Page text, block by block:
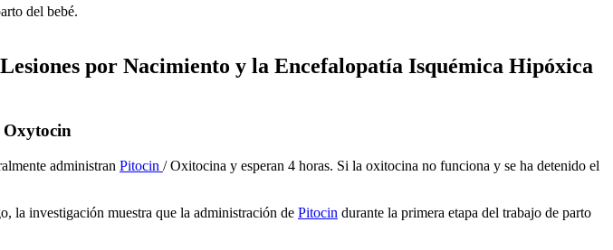
del bebé.
por Nacimiento y la Encefalopatía Isquémica Hipóxica
administran Pitocin / Oxitocina y esperan 4 horas. Si la oxitocina no funciona y se ha detenido el
la investigación muestra que la administración de Pitocin durante la primera etapa del trabajo de parto